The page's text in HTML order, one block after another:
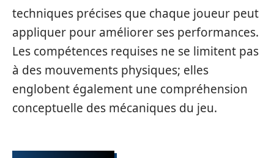
techniques précises que chaque joueur peut
appliquer pour améliorer ses performances.
Les compétences requises ne se limitent pas
à des mouvements physiques; elles
englobent également une compréhension
conceptuelle des mécaniques du jeu.